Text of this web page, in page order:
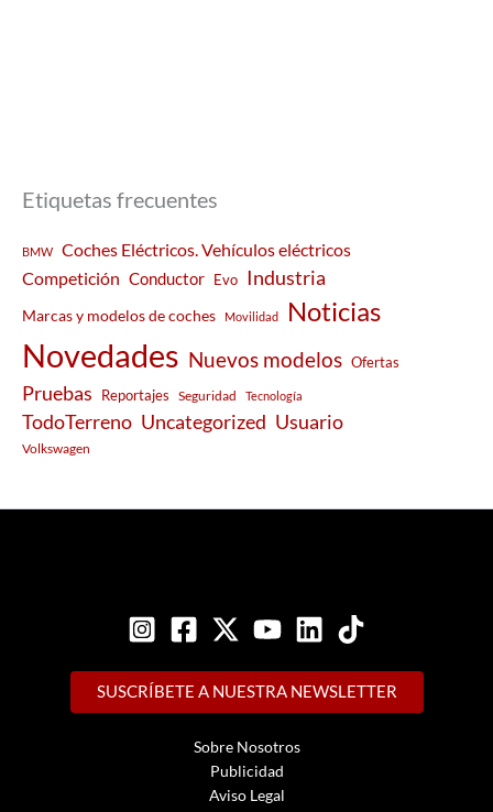
Etiquetas frecuentes
BMW
Coches Eléctricos. Vehículos eléctricos
Competición Conductor Evo Industria
Marcas y modelos de coches Movilidad Noticias
Novedades Nuevos modelos Ofertas
Pruebas Reportajes Seguridad Tecnología
TodoTerreno Uncategorized Usuario
Volkswagen
SUSCRÍBETE A NUESTRA NEWSLETTER
Sobre Nosotros
Publicidad
Aviso Legal